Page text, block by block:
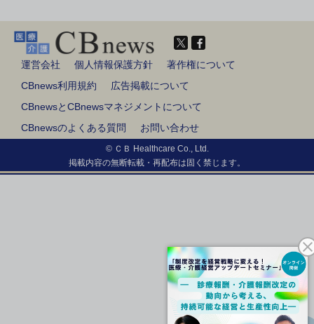
運営会社 個人情報保護方針
著作権について
CBnews利用規約
広告掲載について
CBnewsとCBnewsマネジメントについて
CBnewsのよくある質問
お問い合わせ
© ＣＢ Healthcare Co., Ltd.
掲載内容の無断転載・再配布は固く禁じます。